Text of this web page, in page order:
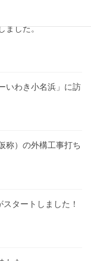
ました。
いわき小名浜」に訪
称）の外構工事打ち
タートしました！